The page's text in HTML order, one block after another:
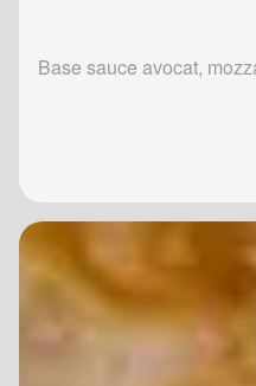
Base sauce avocat,